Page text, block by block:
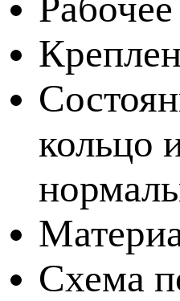
кольцо
Схема